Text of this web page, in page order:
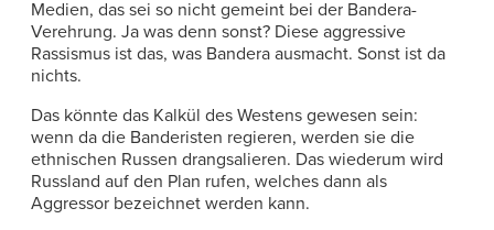
Medien, das sei so nicht gemeint bei der Bandera-
Verehrung. Ja was denn sonst? Diese aggressive
Rassismus ist das, was Bandera ausmacht. Sonst ist da
nichts.
Das könnte das Kalkül des Westens gewesen sein:
wenn da die Banderisten regieren, werden sie die
ethnischen Russen drangsalieren. Das wiederum wird
Russland auf den Plan rufen, welches dann als
Aggressor bezeichnet werden kann.